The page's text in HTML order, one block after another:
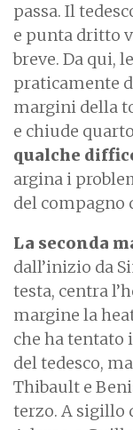
passa. Il
e punta dritto
breve. Da qui,
praticamente
margini della
e chiude
qualche
argina i
del compagno
La seconda
dall’inizio da
testa, centra
margine la
che ha
del tedesco,
Thibault e
terzo. A sigillo